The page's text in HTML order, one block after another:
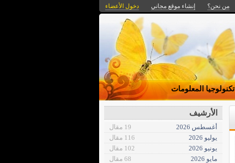
من نحن؟ إنشاء موقع مجاني دخول الأعضاء
تكنولوجيا المعلومات
الأرشيف
أغسطس 2026
19 مقال
يوليو 2026
116 مقال
يونيو 2026
102 مقال
مايو 2026
68 مقال